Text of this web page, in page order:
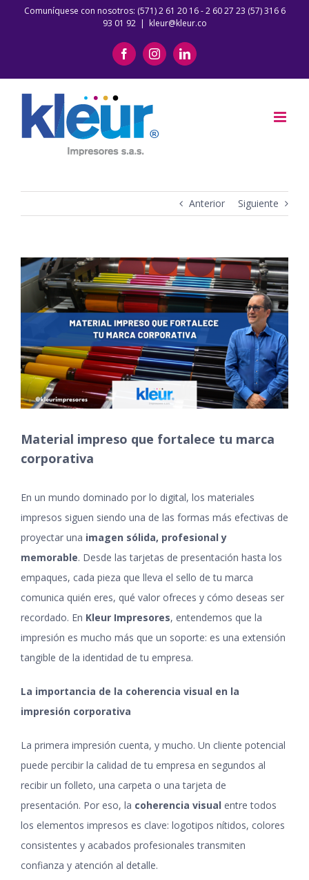
Comuníquese con nosotros: (571) 2 61 20 16 - 2 60 27 23 (57) 316 6
93 01 92 | kleur@kleur.co
FacebookInstagramLinkedIn
Anterior Siguiente
Ver
imagen
más
Material impreso que fortalece tu marca
corporativa
En un mundo dominado por lo digital, los materiales
impresos siguen siendo una de las formas más efectivas de
proyectar una imagen sólida, profesional y
memorable. Desde las tarjetas de presentación hasta los
empaques, cada pieza que lleva el sello de tu marca
comunica quién eres, qué valor ofreces y cómo deseas ser
recordado. En Kleur Impresores, entendemos que la
impresión es mucho más que un soporte: es una extensión
tangible de la identidad de tu empresa.
La importancia de la coherencia visual en la
impresión corporativa
La primera impresión cuenta, y mucho. Un cliente potencial
puede percibir la calidad de tu empresa en segundos al
recibir un folleto, una carpeta o una tarjeta de
presentación. Por eso, la coherencia visual entre todos
los elementos impresos es clave: logotipos nítidos, colores
consistentes y acabados profesionales transmiten
confianza y atención al detalle.